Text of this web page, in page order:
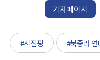
기자페이지
#시진핑 #북중러 연